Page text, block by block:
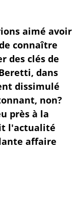
aimé avoir
connaître
des clés de
dans
dissimulé
, non?
près à la
l'actualité
affaire